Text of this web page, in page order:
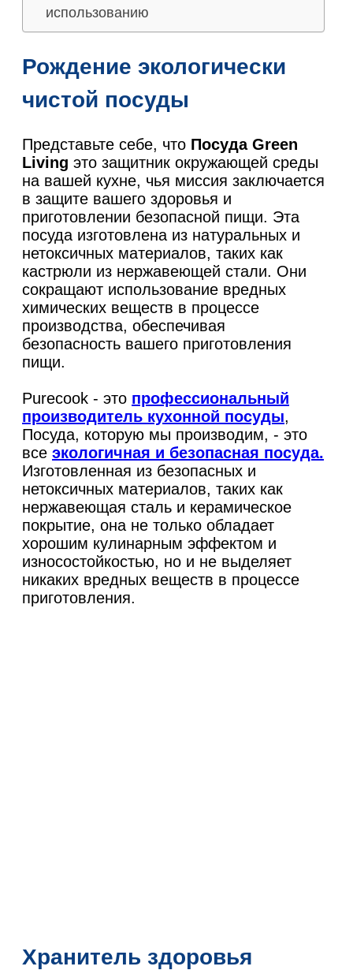
использованию
Рождение экологически
чистой посуды
Представьте себе, что Посуда Green
Living это защитник окружающей среды
на вашей кухне, чья миссия заключается
в защите вашего здоровья и
приготовлении безопасной пищи. Эта
посуда изготовлена из натуральных и
нетоксичных материалов, таких как
кастрюли из нержавеющей стали. Они
сокращают использование вредных
химических веществ в процессе
производства, обеспечивая
безопасность вашего приготовления
пищи.
Purecook - это профессиональный
производитель кухонной посуды,
Посуда, которую мы производим, - это
все экологичная и безопасная посуда.
Изготовленная из безопасных и
нетоксичных материалов, таких как
нержавеющая сталь и керамическое
покрытие, она не только обладает
хорошим кулинарным эффектом и
износостойкостью, но и не выделяет
никаких вредных веществ в процессе
приготовления.
Хранитель здоровья